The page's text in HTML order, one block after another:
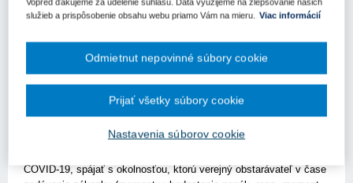
plnenia o viac ako 50% hodnoty pôvodnej zmluvy, rámcovej
dohody alebo koncesnej zmluvy.
nepredvídateľných okolností zmeniť zmluvu (napr. zmluvu o dielo
plnenia o maximálne 50% hodnoty pôvodnej zmluvy.
usmernenie, či je možné nárast cien v stavebníctve, ktorý vznikol
COVID-19, spájať s okolnosťou, ktorú verejný obstarávateľ v čase
Vopred ďakujeme za udelenie súhlasu. Dáta využijeme na zlepšovanie našich
služieb a prispôsobenie obsahu webu priamo Vám na mieru. Viac informácií
Nastavenia súborov cookie
Odmietnut nepovinné súbory cookie
Prijať všetky súbory cookie